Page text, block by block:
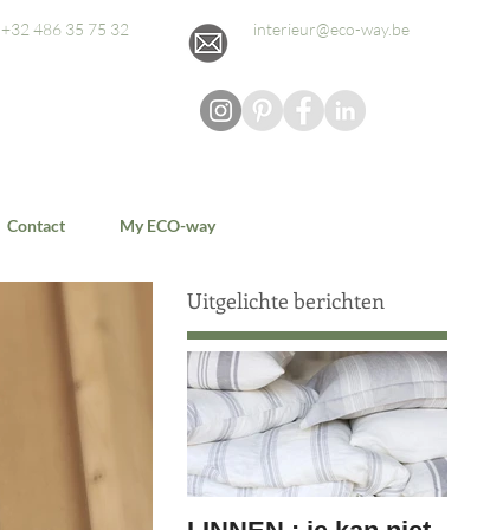
+32 486 35 75 32 interieur@eco-way.be
Contact My ECO-way
Uitgelichte berichten